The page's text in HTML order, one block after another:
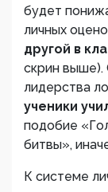
будет
личных
другой в
скрин выше).
лидерства
ученики
подобие
битвы»,
К системе